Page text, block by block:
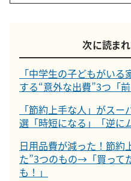
次に読ま
「中学生の子どもがい
する“意外な出費”3つ「
「節約上手な人」がス
選「時短になる」「逆に
日用品費が減った！節約
た”3つのもの→「買って
も！」